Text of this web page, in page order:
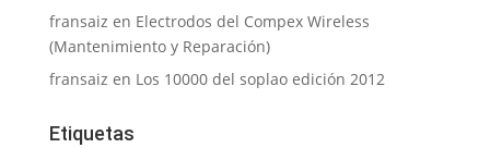
fransaiz en Electrodos del Compex Wireless
(Mantenimiento y Reparación)
fransaiz en Los 10000 del soplao edición 2012
Etiquetas